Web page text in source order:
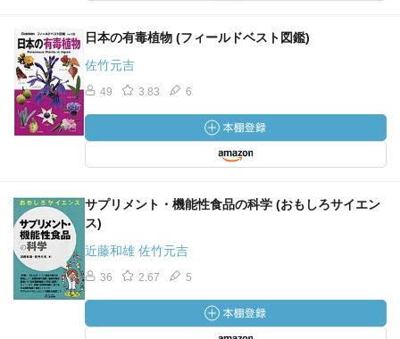
日本の有毒植物 (フィールドベスト図鑑)
佐竹元吉
49 3.83 6
サプリメント・機能性食品の科学 (おもしろサイエン
ス)
近藤和雄 佐竹元吉
36 2.67 5